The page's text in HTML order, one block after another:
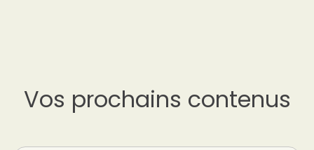
Vos prochains contenus